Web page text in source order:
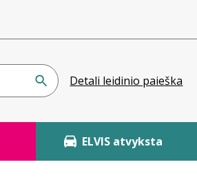
Detali leidinio paieška
ELVIS atvyksta